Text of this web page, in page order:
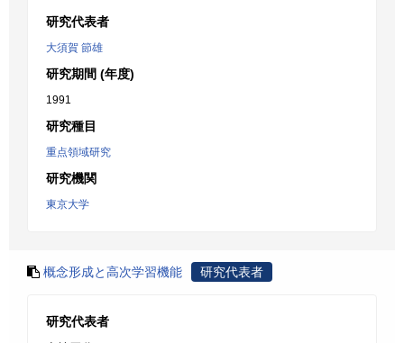
研究代表者
大須賀 節雄
研究期間 (年度)
1991
研究種目
重点領域研究
研究機関
東京大学
概念形成と高次学習機能 研究代表者
研究代表者